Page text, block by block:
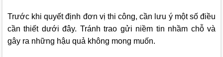
Trước khi quyết định đơn vị thi công, cần lưu ý một số điều
cần thiết dưới đây. Tránh trao gửi niềm tin nhầm chỗ và
gây ra những hậu quả không mong muốn.